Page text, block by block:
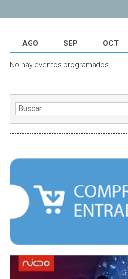
AGO SEP OCT
No hay eventos programados.